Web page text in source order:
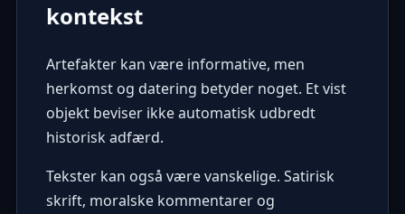
kontekst
Artefakter kan være informative, men
herkomst og datering betyder noget. Et vist
objekt beviser ikke automatisk udbredt
historisk adfærd.
Tekster kan også være vanskelige. Satirisk
skrift, moralske kommentarer og